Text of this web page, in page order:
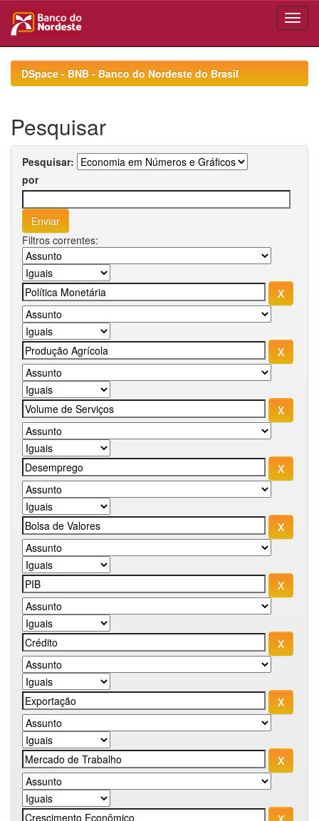
navigationDSpace - BNB - Banco do Nordeste do Brasil
Pesquisar
Pesquisar:
por
Filtros correntes: